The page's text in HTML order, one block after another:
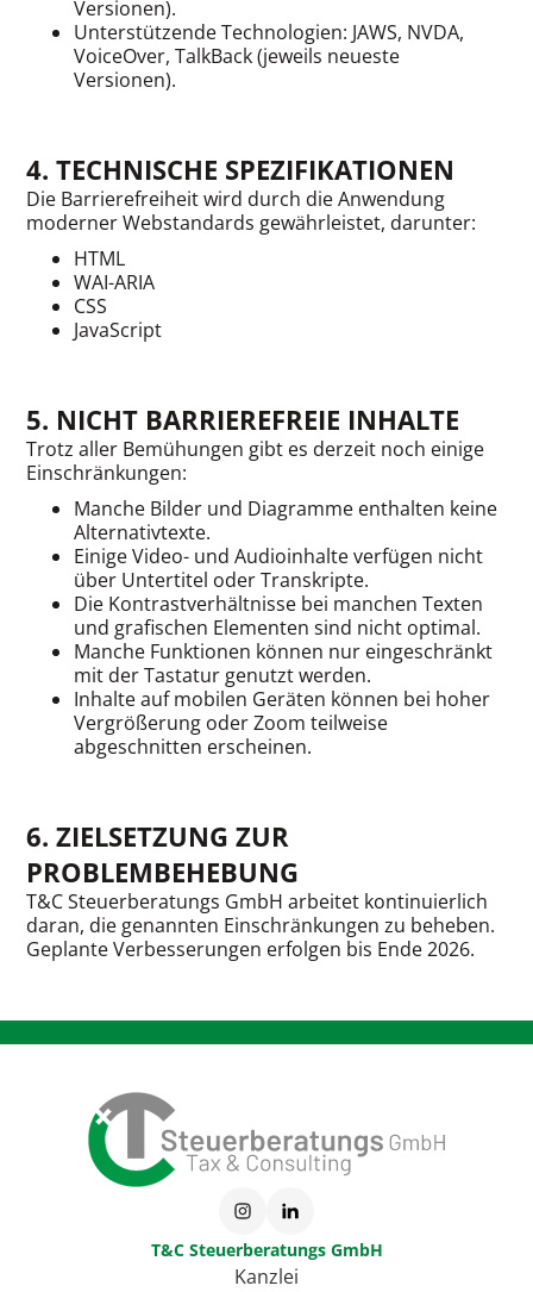
Versionen).
Unterstützende Technologien: JAWS, NVDA,
VoiceOver, TalkBack (jeweils neueste
Versionen).
4. TECHNISCHE SPEZIFIKATIONEN
Die Barrierefreiheit wird durch die Anwendung
moderner Webstandards gewährleistet, darunter:
HTML
WAI-ARIA
CSS
JavaScript
5. NICHT BARRIEREFREIE INHALTE
Trotz aller Bemühungen gibt es derzeit noch einige
Einschränkungen:
Manche Bilder und Diagramme enthalten keine
Alternativtexte.
Einige Video- und Audioinhalte verfügen nicht
über Untertitel oder Transkripte.
Die Kontrastverhältnisse bei manchen Texten
und grafischen Elementen sind nicht optimal.
Manche Funktionen können nur eingeschränkt
mit der Tastatur genutzt werden.
Inhalte auf mobilen Geräten können bei hoher
Vergrößerung oder Zoom teilweise
abgeschnitten erscheinen.
6. ZIELSETZUNG ZUR
PROBLEMBEHEBUNG
T&C Steuerberatungs GmbH arbeitet kontinuierlich
daran, die genannten Einschränkungen zu beheben.
Geplante Verbesserungen erfolgen bis Ende 2026.
T&C Steuerberatungs GmbH
Kanzlei